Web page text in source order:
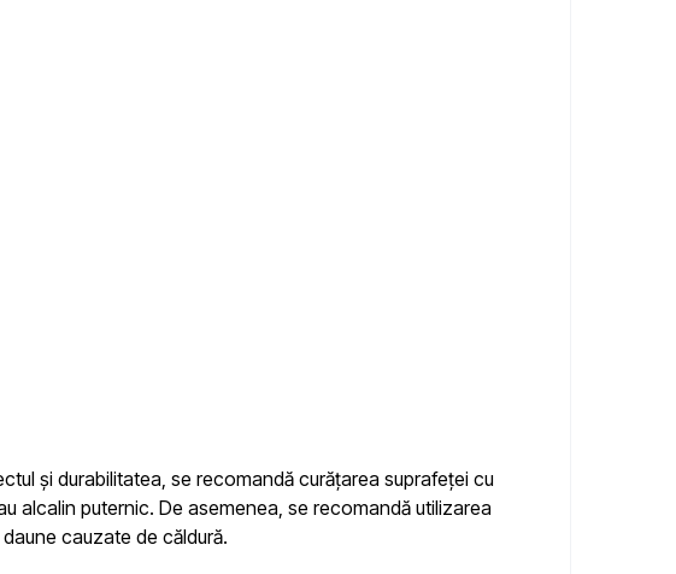
și durabilitatea, se recomandă curățarea suprafeței cu
alcalin puternic. De asemenea, se recomandă utilizarea
cauzate de căldură.